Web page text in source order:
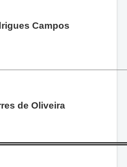
Campos
de Oliveira